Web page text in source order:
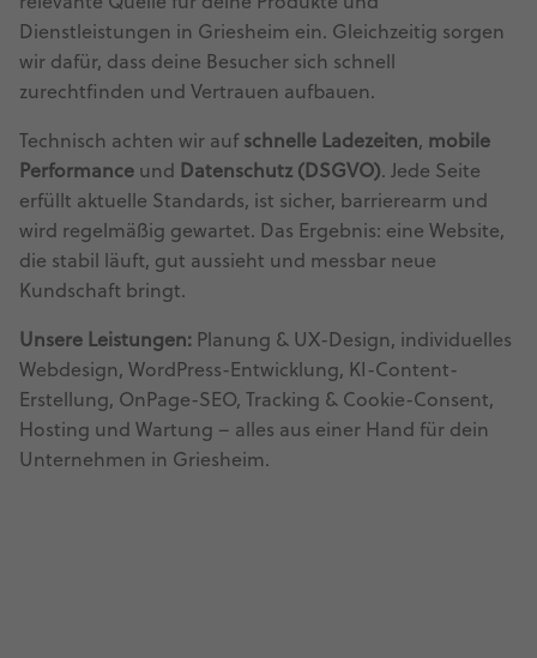
Dienstleistungen in Griesheim ein. Gleichzeitig sorgen
wir dafür, dass deine Besucher sich schnell
zurechtfinden und Vertrauen aufbauen.
Technisch achten wir auf schnelle Ladezeiten, mobile
Performance und Datenschutz (DSGVO). Jede Seite
erfüllt aktuelle Standards, ist sicher, barrierearm und
wird regelmäßig gewartet. Das Ergebnis: eine Website,
die stabil läuft, gut aussieht und messbar neue
Kundschaft bringt.
Unsere Leistungen: Planung & UX-Design, individuelles
Webdesign, WordPress-Entwicklung, KI-Content-
Erstellung, OnPage-SEO, Tracking & Cookie-Consent,
Hosting und Wartung – alles aus einer Hand für dein
Unternehmen in Griesheim.